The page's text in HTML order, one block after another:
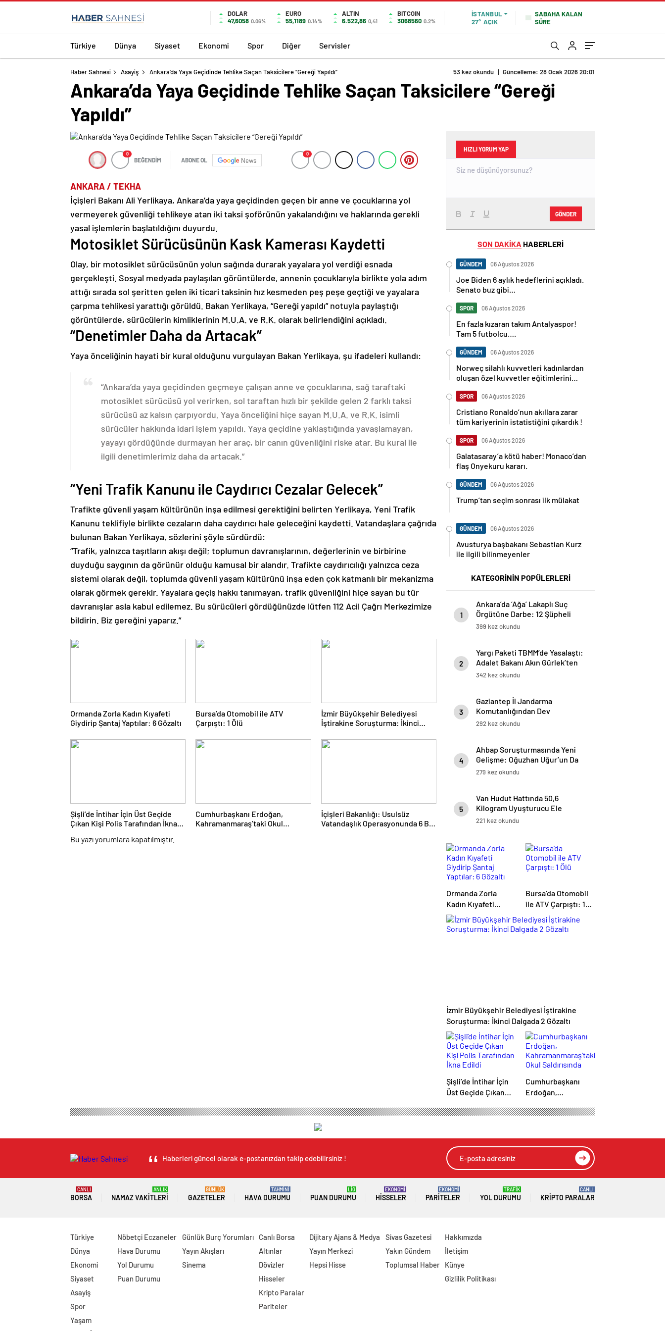
DOLAR
47,6058 0.06%
EURO
55,1189 0.14%
ALTIN
6.522,86 0,41
BITCOIN
3068560 0.2%
İSTANBUL
27° AÇIK
SABAHA KALAN
SÜRE
Türkiye Dünya Siyaset Ekonomi Spor Diğer Servisler
Haber Sahnesi Asayiş Ankara’da Yaya Geçidinde Tehlike Saçan Taksicilere “Gereği Yapıldı” 53 kez okundu | Güncelleme: 28 Ocak 2026 20:01
Ankara’da Yaya Geçidinde Tehlike Saçan Taksicilere “Gereği
Yapıldı”
0
BEĞENDİM ABONE OL News
0
ANKARA / TEKHA
İçişleri Bakanı Ali Yerlikaya, Ankara’da yaya geçidinden geçen bir anne ve çocuklarına yol
vermeyerek güvenliği tehlikeye atan iki taksi şoförünün yakalandığını ve haklarında gerekli
yasal işlemlerin başlatıldığını duyurdu.
Motosiklet Sürücüsünün Kask Kamerası Kaydetti
Olay, bir motosiklet sürücüsünün yolun sağında durarak yayalara yol verdiği esnada
gerçekleşti. Sosyal medyada paylaşılan görüntülerde, annenin çocuklarıyla birlikte yola adım
attığı sırada sol şeritten gelen iki ticari taksinin hız kesmeden peş peşe geçtiği ve yayalara
çarpma tehlikesi yarattığı görüldü. Bakan Yerlikaya, “Gereği yapıldı” notuyla paylaştığı
görüntülerde, sürücülerin kimliklerinin M.U.A. ve R.K. olarak belirlendiğini açıkladı.
“Denetimler Daha da Artacak”
Yaya önceliğinin hayati bir kural olduğunu vurgulayan Bakan Yerlikaya, şu ifadeleri kullandı:
“Ankara’da yaya geçidinden geçmeye çalışan anne ve çocuklarına, sağ taraftaki
motosiklet sürücüsü yol verirken, sol taraftan hızlı bir şekilde gelen 2 farklı taksi
sürücüsü az kalsın çarpıyordu. Yaya önceliğini hiçe sayan M.U.A. ve R.K. isimli
sürücüler hakkında idari işlem yapıldı. Yaya geçidine yaklaştığında yavaşlamayan,
yayayı gördüğünde durmayan her araç, bir canın güvenliğini riske atar. Bu kural ile
ilgili denetimlerimiz daha da artacak.”
“Yeni Trafik Kanunu ile Caydırıcı Cezalar Gelecek”
Trafikte güvenli yaşam kültürünün inşa edilmesi gerektiğini belirten Yerlikaya, Yeni Trafik
Kanunu teklifiyle birlikte cezaların daha caydırıcı hale geleceğini kaydetti. Vatandaşlara çağrıda
bulunan Bakan Yerlikaya, sözlerini şöyle sürdürdü:
“Trafik, yalnızca taşıtların akışı değil; toplumun davranışlarının, değerlerinin ve birbirine
duyduğu saygının da görünür olduğu kamusal bir alandır. Trafikte caydırıcılığı yalnızca ceza
sistemi olarak değil, toplumda güvenli yaşam kültürünü inşa eden çok katmanlı bir mekanizma
olarak görmek gerekir. Yayalara geçiş hakkı tanımayan, trafik güvenliğini hiçe sayan bu tür
davranışlar asla kabul edilemez. Bu sürücüleri gördüğünüzde lütfen 112 Acil Çağrı Merkezimize
bildirin. Biz gereğini yaparız.”
Ormanda Zorla Kadın Kıyafeti
Giydirip Şantaj Yaptılar: 6 Gözaltı
Bursa’da Otomobil ile ATV
Çarpıştı: 1 Ölü
İzmir Büyükşehir Belediyesi
İştirakine Soruşturma: İkinci
Şişli’de İntihar İçin Üst Geçide
Çıkan Kişi Polis Tarafından İkna
Cumhurbaşkanı Erdoğan,
Kahramanmaraş’taki Okul
İçişleri Bakanlığı: Usulsüz
Vatandaşlık Operasyonunda 6 Bin
Bu yazı yorumlara kapatılmıştır.
HIZLI YORUM YAP
GÖNDER
SON DAKİKA HABERLERİ
GÜNDEM 06 Ağustos 2026
Joe Biden 6 aylık hedeflerini açıkladı.
Senato buz gibi…
SPOR 06 Ağustos 2026
En fazla kızaran takım Antalyaspor!
Tam 5 futbolcu….
GÜNDEM 06 Ağustos 2026
Norweç silahlı kuvvetleri kadınlardan
oluşan özel kuvvetler eğitimlerini
SPOR 06 Ağustos 2026
Cristiano Ronaldo’nun akıllara zarar
tüm kariyerinin istatistiğini çıkardık !
SPOR 06 Ağustos 2026
Galatasaray’a kötü haber! Monaco’dan
flaş Onyekuru kararı.
GÜNDEM 06 Ağustos 2026
Trump’tan seçim sonrası ilk mülakat
GÜNDEM 06 Ağustos 2026
Avusturya başbakanı Sebastian Kurz
ile ilgili bilinmeyenler
KATEGORİNİN POPÜLERLERİ
1
Ankara’da ‘Ağa’ Lakaplı Suç
Örgütüne Darbe: 12 Şüpheli
Tutuklandı
399 kez okundu
2
Yargı Paketi TBMM’de Yasalaştı:
Adalet Bakanı Akın Gürlek’ten
Reform Vurgusu
342 kez okundu
3
Gaziantep İl Jandarma
Komutanlığından Dev
Operasyon: 170 Kaçakçılık Ve
292 kez okundu
4
Ahbap Soruşturmasında Yeni
Gelişme: Oğuzhan Uğur’un Da
Aralarında Bulunduğu Yedi Kişi
279 kez okundu
5
Van Hudut Hattında 50,6
Kilogram Uyuşturucu Ele
Geçirildi
221 kez okundu
Ormanda Zorla
Kadın Kıyafeti
Giydirip Şantaj
Yaptılar: 6 Gözaltı
Bursa’da Otomobil
ile ATV Çarpıştı: 1
Ölü
İzmir Büyükşehir Belediyesi İştirakine
Soruşturma: İkinci Dalgada 2 Gözaltı
Şişli’de İntihar İçin
Üst Geçide Çıkan
Tarafından İkna
Cumhurbaşkanı
Erdoğan,
Okul Saldırısında
Ailelerini Kabul Etti
Haberleri güncel olarak e-postanızdan takip edebilirsiniz !
BORSA
CANLI
NAMAZ VAKITLERI
ANLIK
GAZETELER
GÜNLÜK
HAVA DURUMU
TAHMİNİ
PUAN DURUMU
LİG
HISSELER
EKONOMİ
PARITELER
EKONOMİ
YOL DURUMU
TRAFİK
KRIPTO PARALAR
CANLI
Türkiye
Dünya
Ekonomi
Siyaset
Asayiş
Spor
Yaşam
Nöbetçi Eczaneler
Hava Durumu
Yol Durumu
Puan Durumu
Günlük Burç Yorumları
Yayın Akışları
Sinema
Canlı Borsa
Altınlar
Dövizler
Hisseler
Kripto Paralar
Pariteler
Dijitary Ajans & Medya
Yayın Merkezi
Hepsi Hisse
Sivas Gazetesi
Yakın Gündem
Toplumsal Haber
Hakkımızda
İletişim
Künye
Gizlilik Politikası